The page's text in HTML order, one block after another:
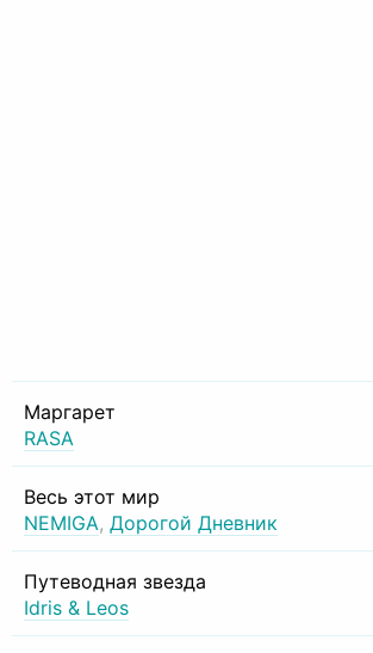
Маргарет
RASA
Весь этот мир
NEMIGA, Дорогой Дневник
Путеводная звезда
Idris & Leos